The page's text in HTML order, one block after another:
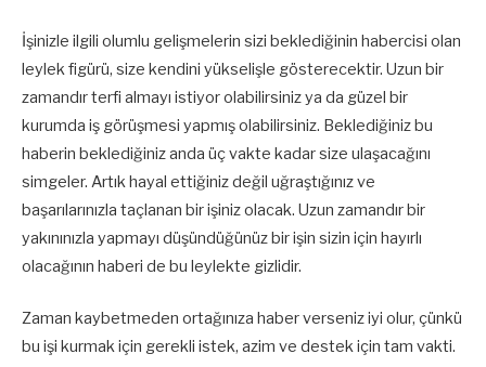
İşinizle ilgili olumlu gelişmelerin sizi beklediğinin habercisi olan
leylek figürü, size kendini yükselişle gösterecektir. Uzun bir
zamandır terfi almayı istiyor olabilirsiniz ya da güzel bir
kurumda iş görüşmesi yapmış olabilirsiniz. Beklediğiniz bu
haberin beklediğiniz anda üç vakte kadar size ulaşacağını
simgeler. Artık hayal ettiğiniz değil uğraştığınız ve
başarılarınızla taçlanan bir işiniz olacak. Uzun zamandır bir
yakınınızla yapmayı düşündüğünüz bir işin sizin için hayırlı
olacağının haberi de bu leylekte gizlidir.
Zaman kaybetmeden ortağınıza haber verseniz iyi olur, çünkü
bu işi kurmak için gerekli istek, azim ve destek için tam vakti.